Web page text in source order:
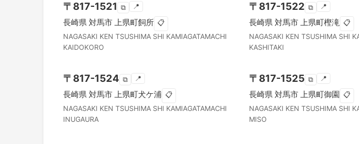
〒 817-1521 ⧉ 📍
長崎県 対馬市 上県町飼所 📋
NAGASAKI KEN TSUSHIMA SHI KAMIAGATAMACHI
KAIDOKORO
〒 817-1522 ⧉ 📍
長崎県 対馬市 上県町樫滝 📋
NAGASAKI KEN TSUSHIMA SHI
KASHITAKI
〒 817-1524 ⧉ 📍
長崎県 対馬市 上県町犬ケ浦 📋
NAGASAKI KEN TSUSHIMA SHI KAMIAGATAMACHI
INUGAURA
〒 817-1525 ⧉ 📍
長崎県 対馬市 上県町御園 📋
NAGASAKI KEN TSUSHIMA SHI
MISO